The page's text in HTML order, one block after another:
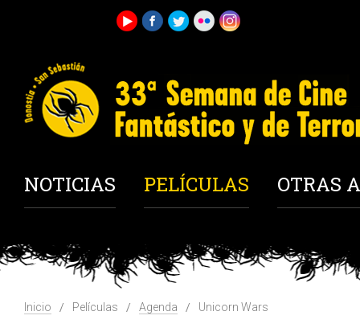
NOTICIAS PELÍCULAS OTRAS
Inicio Películas Agenda Unicorn Wars